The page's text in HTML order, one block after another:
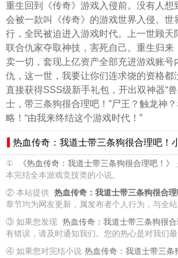
重生回到《传奇》游戏入侵前。没有人想
会被一款叫《传奇》的游戏世界入侵。世
行，全民被迫进入游戏时代。上一世顾天
联合仇家夺取神技，害死自己。重生归来
卖一切，套现上亿资产全部充进游戏账号
仇，这一世，我要让你们连求饶的资格都
直接获得SSS级新手礼包，开出双神器“兽
士，带三条狗很合理吧！”尸王？触龙神
略！“由我来终结这个游戏时代！”
热血传奇：我道士带三条狗很合理吧！
① 《热血传奇：我道士带三条狗很合理吧！》
本完结全本游戏竞技类的小说。
② 本站提供 热血传奇：我道士带三条狗很合
章节均为网友更新，属发布者个人行为，与全站
③ 如果您发现 热血传奇：我道士带三条狗很
有错误，请及时通知我们。您的热心是对我们最
④ 如果您对完结小说 热血传奇：我道士带三条